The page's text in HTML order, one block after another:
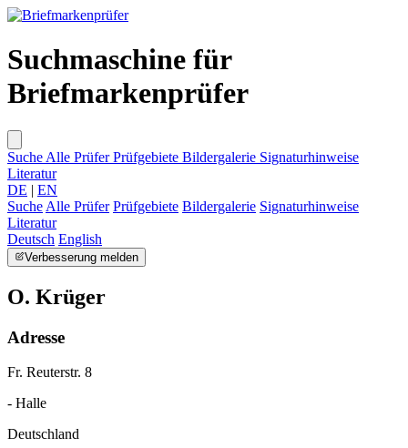
Suchmaschine für
Briefmarkenprüfer
Suche Alle PrüferPrüfgebiete Bildergalerie Signaturhinweise
Literatur
DE | EN
Suche Alle Prüfer Prüfgebiete Bildergalerie Signaturhinweise
Literatur
Deutsch English
Verbesserung melden
O. Krüger
Adresse
Fr. Reuterstr. 8
- Halle
Deutschland